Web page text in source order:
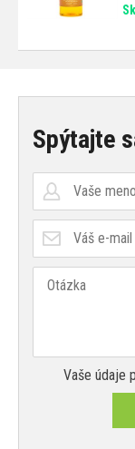
Spýtajte
Vaše údaje